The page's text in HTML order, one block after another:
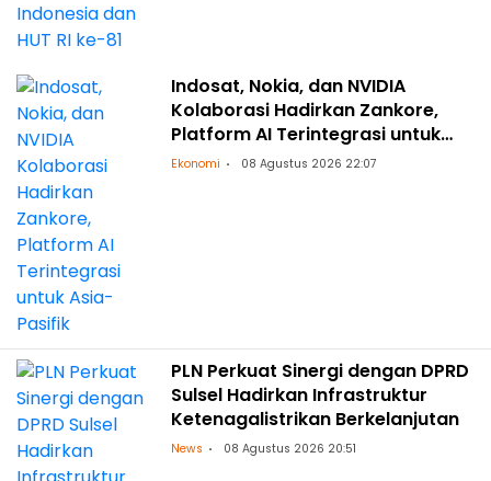
Indosat, Nokia, dan NVIDIA
Kolaborasi Hadirkan Zankore,
Platform AI Terintegrasi untuk
Asia-Pasifik
Ekonomi 08 Agustus 2026 22:07
PLN Perkuat Sinergi dengan DPRD
Sulsel Hadirkan Infrastruktur
Ketenagalistrikan Berkelanjutan
News 08 Agustus 2026 20:51